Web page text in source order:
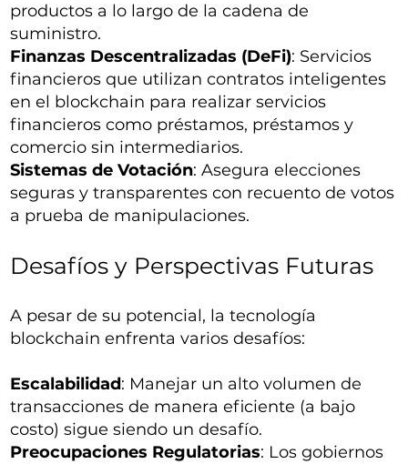
productos a lo largo de la cadena de
suministro.
Finanzas Descentralizadas (DeFi): Servicios
financieros que utilizan contratos inteligentes
en el blockchain para realizar servicios
financieros como préstamos, préstamos y
comercio sin intermediarios.
Sistemas de Votación: Asegura elecciones
seguras y transparentes con recuento de votos
a prueba de manipulaciones.
Desafíos y Perspectivas Futuras
A pesar de su potencial, la tecnología
blockchain enfrenta varios desafíos:
Escalabilidad: Manejar un alto volumen de
transacciones de manera eficiente (a bajo
costo) sigue siendo un desafío.
Preocupaciones Regulatorias: Los gobiernos